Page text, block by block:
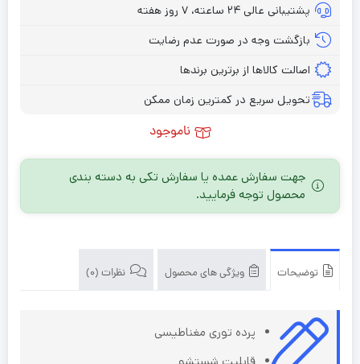
پشتیبانی عالی ۲۴ ساعته، ۷ روز هفته
بازگشت وجه در صورت عدم رضایت
اصالت کالاها از برترین برندها
تحویل سریع در کمترین زمان ممکن
ناموجود
جهت سفارش عمده یا سفارش تکی به دسته بندی
محصول توجه فرمایید.
توضیحات ویژگی های محصول نظرات (0)
پرده توری مغناطیسی